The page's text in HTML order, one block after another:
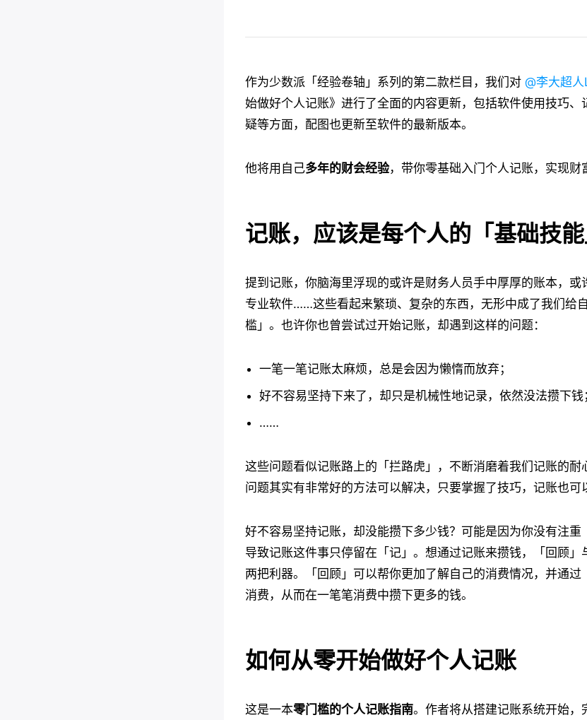
作为少数派「经验卷轴」系列的第二款栏目，我们对 @李大超
始做好个人记账》进行了全面的内容更新，包括软件使用技巧、
疑等方面，配图也更新至软件的最新版本。
他将用自己多年的财会经验，带你零基础入门个人记账，实现财
记账，应该是每个人的「基础技能
提到记账，你脑海里浮现的或许是财务人员手中厚厚的账本，或
专业软件……这些看起来繁琐、复杂的东西，无形中成了我们给
槛」。也许你也曾尝试过开始记账，却遇到这样的问题：
一笔一笔记账太麻烦，总是会因为懒惰而放弃；
好不容易坚持下来了，却只是机械性地记录，依然没法攒下钱
……
这些问题看似记账路上的「拦路虎」，不断消磨着我们记账的耐
问题其实有非常好的方法可以解决，只要掌握了技巧，记账也可
好不容易坚持记账，却没能攒下多少钱？可能是因为你没有注重
导致记账这件事只停留在「记」。想通过记账来攒钱，「回顾」
两把利器。「回顾」可以帮你更加了解自己的消费情况，并通过
消费，从而在一笔笔消费中攒下更多的钱。
如何从零开始做好个人记账
这是一本零门槛的个人记账指南。作者将从搭建记账系统开始，